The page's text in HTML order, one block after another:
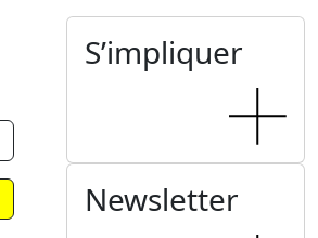
S’impliquer
Newsletter